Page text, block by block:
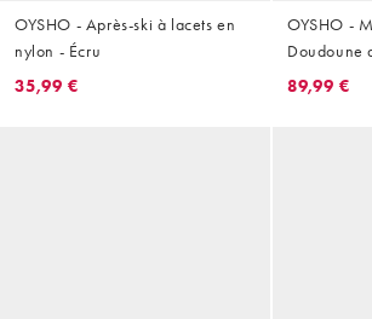
OYSHO - Après-ski à lacets en
nylon - Écru
35,99 €
OYSHO -
Doudoune
en satin -
89,99 €